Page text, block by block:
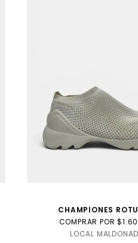
CHAMPIONES
COMPRAR POR
LOCAL